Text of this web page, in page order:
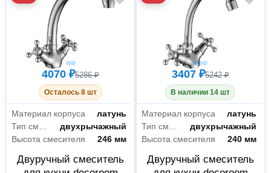
4070 ₽5286 ₽
Осталось 8 шт
Материал корпуса
латунь
Тип смесителя
двухрычажный
Высота смесителя
246 мм
Двуручный смеситель
3407 ₽5242 ₽
В наличии 14 шт
Материал корпуса
латунь
Тип смесителя
двухрычажный
Высота смесителя
240 мм
Двуручный смеситель